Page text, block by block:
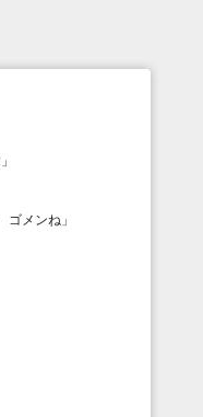
」
ゴメンね 」